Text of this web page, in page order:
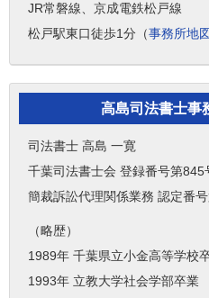
JR常磐線、京成電鉄松戸線
松戸駅東口徒歩1分（事務所地
高島司法書士事
司法書士 高島 一寛
千葉司法書士会 登録番号第845
簡裁訴訟代理関係業務 認定番
（略歴）
1989年 千葉県立小金高等学校
1993年 立教大学社会学部卒業